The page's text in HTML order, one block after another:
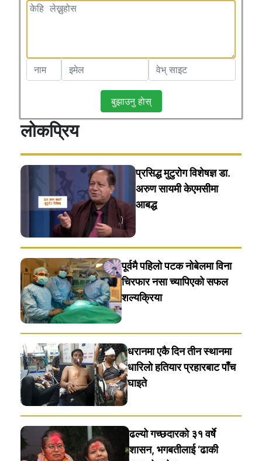
बुझाउनु हाेस्
लोकप्रिय
प्रसिद्ध मुटुरोग विशेषज्ञ डा.
अरुण सायमी केएमसीमा
आबद्ध
पूर्वमै पहिलो पटक नोबेलमा विना
चिरफार नसा च्यापिएको सफल
शल्यक्रिया
धरानमा एकै दिन तीन स्थानमा
धारिलाे हतियार प्रहारबाट पाँच
घाइते
ढल्यो गच्छदारको ३१ वर्षे
शासन, भगबतीलाई ‘ढाकी